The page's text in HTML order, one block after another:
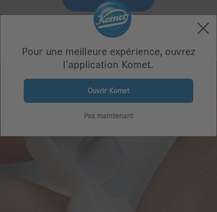
Pour une meilleure expérience, ouvrez
l’application Komet.
Ouvrir Komet
Pas maintenant